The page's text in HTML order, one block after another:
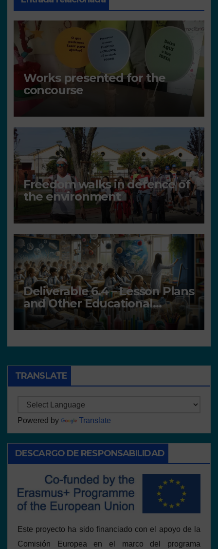
Works presented for the
concourse
Freedom walks in defence of
the environment
Deliverable 6.4 – Lesson Plans
and Other Educational
resources
TRANSLATE
Powered by Translate
DESCARGO DE RESPONSABILIDAD
Este proyecto ha sido financiado con el apoyo de la
Comisión Europea en el marco del programa